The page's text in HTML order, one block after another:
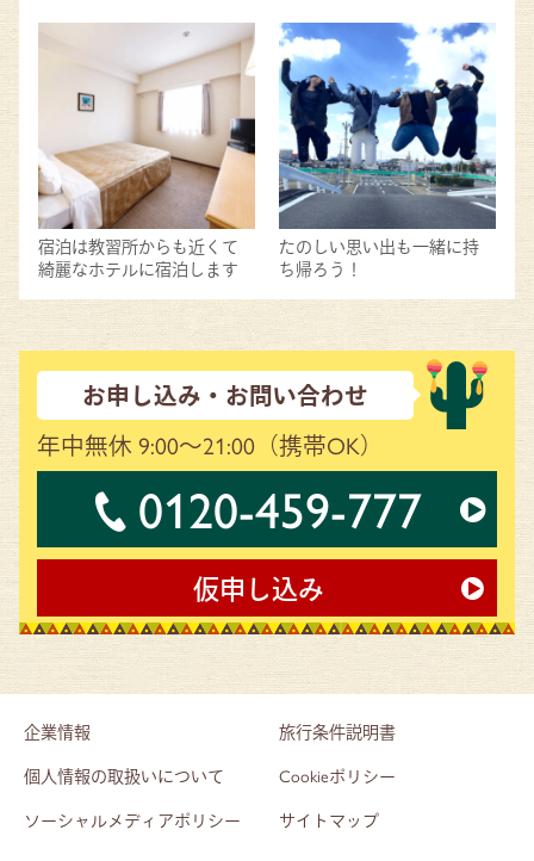
宿泊は教習所からも近くて
綺麗なホテルに宿泊します
たのしい思い出も一緒に持
ち帰ろう！
お申し込み・お問い合わせ
年中無休 9:00～21:00 （携帯OK）
0120-459-777
仮申し込み
企業情報
旅行条件説明書
個人情報の取扱いについて
Cookieポリシー
ソーシャルメディアポリシー
サイトマップ